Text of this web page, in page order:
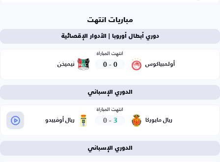
مباريات انتهت
دوري أبطال أوروبا | الأدوار الإقصائية
أولمبياكوس
انتهت المباراة
0
-
0 نيميخن
الدوري الإسباني
ريال مايوركا
انتهت المباراة
3
-
0 ريال أوفييدو
الدوري الإسباني